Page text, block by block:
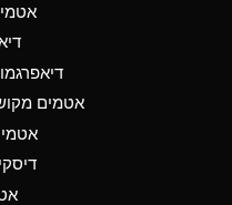
Anhydrous
Gas (cold)
Gas (hot)
אטמים
אטמי